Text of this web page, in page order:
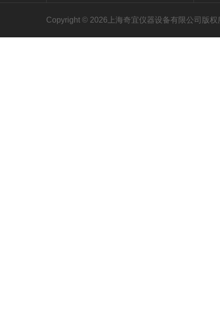
Copyright © 2026上海奇宜仪器设备有限公司版